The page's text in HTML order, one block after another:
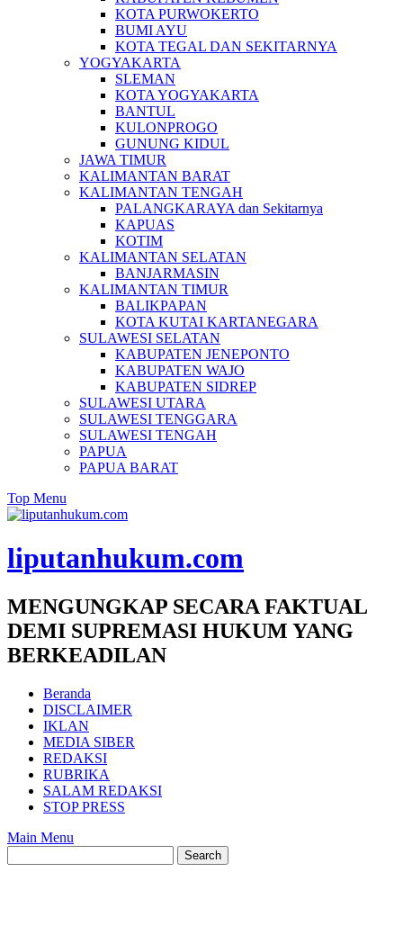
KOTA PURWOKERTO
BUMI AYU
KOTA TEGAL DAN SEKITARNYA
YOGYAKARTA
SLEMAN
KOTA YOGYAKARTA
BANTUL
KULONPROGO
GUNUNG KIDUL
JAWA TIMUR
KALIMANTAN BARAT
KALIMANTAN TENGAH
PALANGKARAYA dan Sekitarnya
KAPUAS
KOTIM
KALIMANTAN SELATAN
BANJARMASIN
KALIMANTAN TIMUR
BALIKPAPAN
KOTA KUTAI KARTANEGARA
SULAWESI SELATAN
KABUPATEN JENEPONTO
KABUPATEN WAJO
KABUPATEN SIDREP
SULAWESI UTARA
SULAWESI TENGGARA
SULAWESI TENGAH
PAPUA
PAPUA BARAT
Top Menu
liputanhukum.com
MENGUNGKAP SECARA FAKTUAL
DEMI SUPREMASI HUKUM YANG
BERKEADILAN
Beranda
DISCLAIMER
IKLAN
MEDIA SIBER
REDAKSI
RUBRIKA
SALAM REDAKSI
STOP PRESS
Main Menu